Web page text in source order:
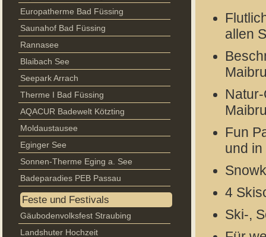
Europatherme Bad Füssing
Saunahof Bad Füssing
Rannasee
Blaibach See
Seepark Arrach
Therme I Bad Füssing
AQACUR Badewelt Kötzting
Moldaustausee
Eginger See
Sonnen-Therme Eging a. See
Badeparadies PEB Passau
Feste und Festivals
Gäubodenvolksfest Straubing
Landshuter Hochzeit
allen
Fun
und
4
Ski-,